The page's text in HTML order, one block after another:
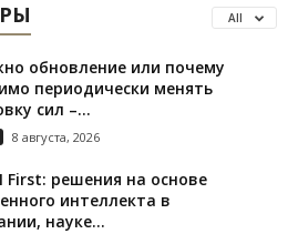
All
обновление или почему
периодически менять
сил –...
8 августа, 2026
First: решения на основе
интеллекта в
науке...